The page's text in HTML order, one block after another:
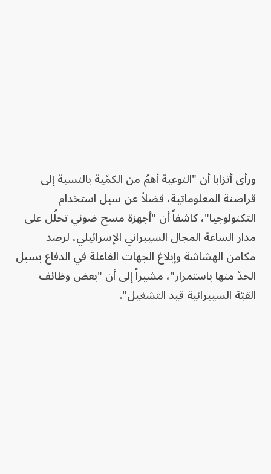
ورأى أتزابا أن "النوعية أهمّ من الكمّية بالنسبة إلى
قراصنة المعلوماتية، فضلاً عن سبل استخدام
التكنولوجيا"، كاشفاً أن "أجهزة مسح ضوئي تحلّل على
مدار الساعة المجال السيبراني الإسرائيلي، لرصد
مكامن الهشاشة وإبلاغ الجهات الفاعلة في الدفاع بسبل
الحدّ منها باستمرار"، مشيراً إلى أن "بعض وظائف
القبّة السيبرانية قيد التشغيل".